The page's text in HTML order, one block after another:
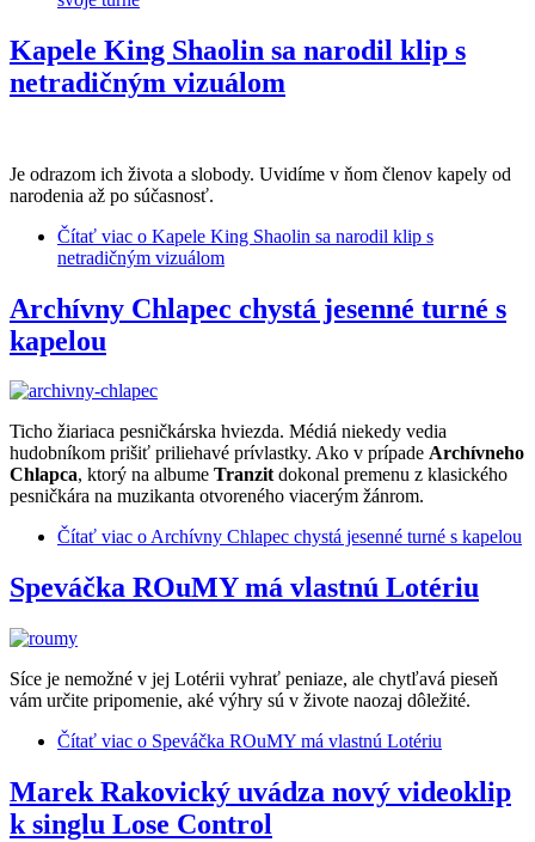
Kapele King Shaolin sa narodil klip s
netradičným vizuálom
Je odrazom ich života a slobody. Uvidíme v ňom členov kapely od
narodenia až po súčasnosť.
Čítať viac o Kapele King Shaolin sa narodil klip s
netradičným vizuálom
Archívny Chlapec chystá jesenné turné s
kapelou
Ticho žiariaca pesničkárska hviezda. Médiá niekedy vedia
hudobníkom prišiť priliehavé prívlastky. Ako v prípade Archívneho
Chlapca, ktorý na albume Tranzitdokonal premenu z klasického
pesničkára na muzikanta otvoreného viacerým žánrom.
Čítať viac o Archívny Chlapec chystá jesenné turné s kapelou
Speváčka ROuMY má vlastnú Lotériu
Síce je nemožné v jej Lotérii vyhrať peniaze, ale chytľavá pieseň
vám určite pripomenie, aké výhry sú v živote naozaj dôležité.
Čítať viac o Speváčka ROuMY má vlastnú Lotériu
Marek Rakovický uvádza nový videoklip
k singlu Lose Control